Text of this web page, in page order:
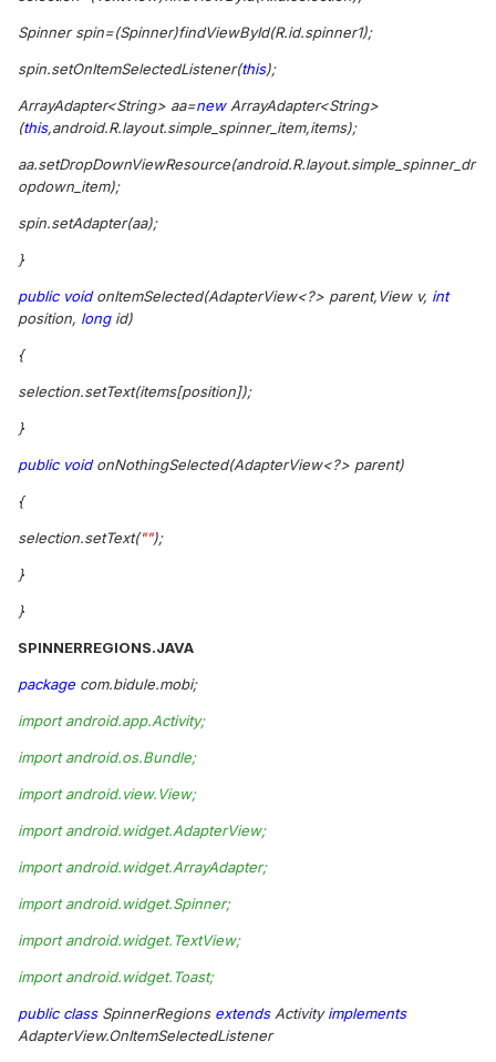
Spinner spin=(Spinner)findViewById(R.id.spinner1);
spin.setOnItemSelectedListener(this);
ArrayAdapter<String> aa=newArrayAdapter<String>
(this,android.R.layout.simple_spinner_item,items);
aa.setDropDownViewResource(android.R.layout.simple_spinner_dr
opdown_item);
spin.setAdapter(aa);
}
public voidonItemSelected(AdapterView<?> parent,View v, int
position, longid)
{
selection.setText(items[position]);
}
public voidonNothingSelected(AdapterView<?> parent)
{
selection.setText("");
}
}
SPINNERREGIONS.JAVA
package com.bidule.mobi;
import android.app.Activity;
import android.os.Bundle;
import android.view.View;
import android.widget.AdapterView;
import android.widget.ArrayAdapter;
import android.widget.Spinner;
import android.widget.TextView;
import android.widget.Toast;
public classSpinnerRegions extendsActivityimplements
AdapterView.OnItemSelectedListener